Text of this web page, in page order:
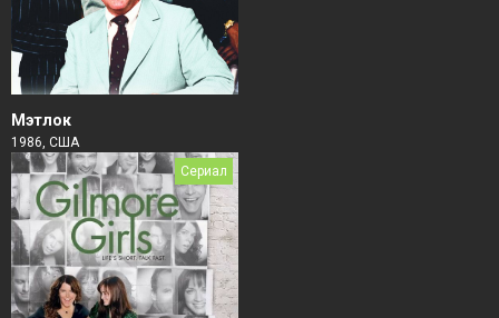
Мэтлок
1986, США
Сериал